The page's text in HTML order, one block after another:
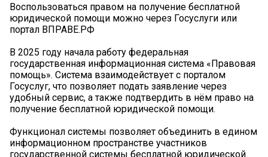
Воспользоваться правом на получение бесплатной
юридической помощи можно через Госуслуги или
портал ВПРАВЕ.РФ
В 2025 году начала работу федеральная
государственная информационная система «Правовая
помощь». Система взаимодействует с порталом
Госуслуг, что позволяет подать заявление через
удобный сервис, а также подтвердить в нём право на
получение бесплатной юридической помощи.
Функционал системы позволяет объединить в едином
информационном пространстве участников
государственной системы бесплатной юридической